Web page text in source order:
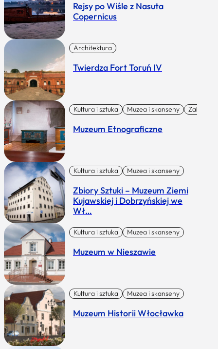
Rejsy po Wiśle z Nasuta
Copernicus
Architektura
Twierdza Fort Toruń IV
Kultura i sztuka Muzea i skanseny Zabytki I
Muzeum Etnograficzne
Kultura i sztuka Muzea i skanseny
Zbiory Sztuki – Muzeum Ziemi
Kujawskiej i Dobrzyńskiej we
Wł…
Kultura i sztuka Muzea i skanseny
Muzeum w Nieszawie
Kultura i sztuka Muzea i skanseny
Muzeum Historii Włocławka